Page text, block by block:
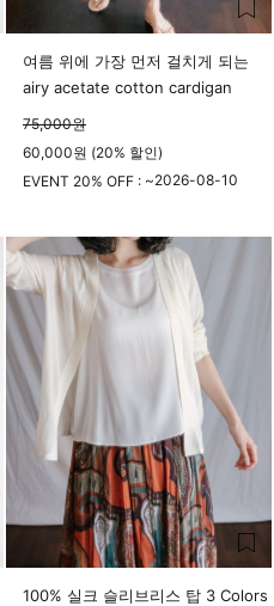
여름 위에 가장 먼저 걸치게 되는
airy acetate cotton cardigan
75,000원
60,000원 (20% 할인)
EVENT 20% OFF : ~2026-08-10
100% 실크 슬리브리스 탑 3 Colors